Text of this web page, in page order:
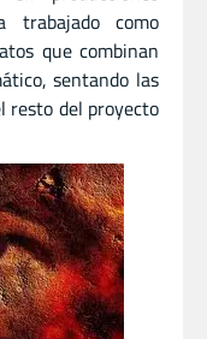
como
que combinan
sentando las
resto del proyecto